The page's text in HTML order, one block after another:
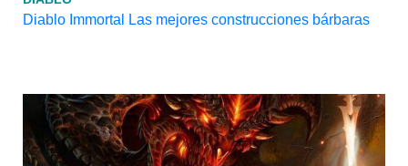
Diablo Immortal Las mejores construcciones bárbaras